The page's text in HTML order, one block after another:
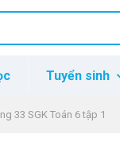
Tuyển sinh
33 SGK Toán 6 tập 1